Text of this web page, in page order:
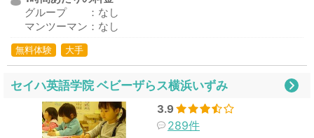
グループ ：なし
マンツーマン：なし
無料体験 大手
セイハ英語学院 ベビーザらス横浜いずみ
3.9
289件